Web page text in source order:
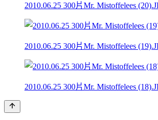
2010.06.25 300片Mr. Mistoffelees
2010.06.25 300片Mr. Mistoffelees
2010.06.25 300片Mr. Mistoffelees